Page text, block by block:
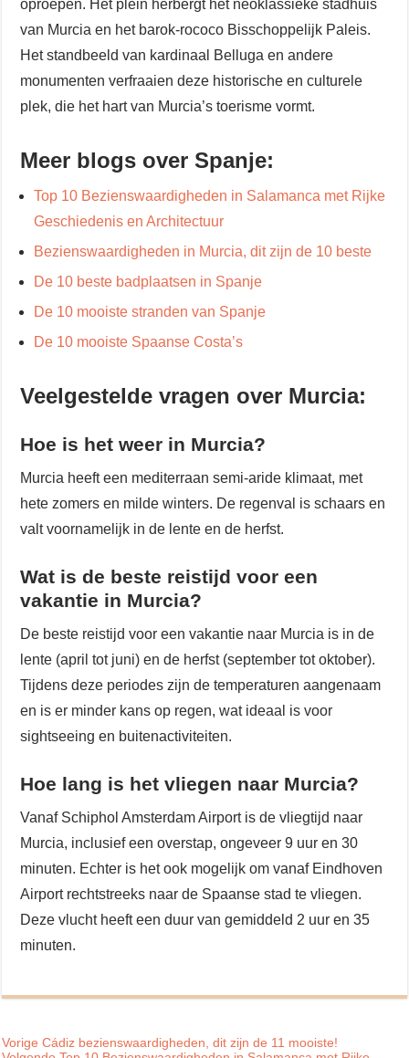
oproepen. Het plein herbergt het neoklassieke stadhuis
van Murcia en het barok-rococo Bisschoppelijk Paleis.
Het standbeeld van kardinaal Belluga en andere
monumenten verfraaien deze historische en culturele
plek, die het hart van Murcia’s toerisme vormt.
Meer blogs over Spanje:
Top 10 Bezienswaardigheden in Salamanca met Rijke
Geschiedenis en Architectuur
Bezienswaardigheden in Murcia, dit zijn de 10 beste
De 10 beste badplaatsen in Spanje
De 10 mooiste stranden van Spanje
De 10 mooiste Spaanse Costa’s
Veelgestelde vragen over Murcia:
Hoe is het weer in Murcia?
Murcia heeft een mediterraan semi-aride klimaat, met
hete zomers en milde winters. De regenval is schaars en
valt voornamelijk in de lente en de herfst.
Wat is de beste reistijd voor een
vakantie in Murcia?
De beste reistijd voor een vakantie naar Murcia is in de
lente (april tot juni) en de herfst (september tot oktober).
Tijdens deze periodes zijn de temperaturen aangenaam
en is er minder kans op regen, wat ideaal is voor
sightseeing en buitenactiviteiten.
Hoe lang is het vliegen naar Murcia?
Vanaf Schiphol Amsterdam Airport is de vliegtijd naar
Murcia, inclusief een overstap, ongeveer 9 uur en 30
minuten. Echter is het ook mogelijk om vanaf Eindhoven
Airport rechtstreeks naar de Spaanse stad te vliegen.
Deze vlucht heeft een duur van gemiddeld 2 uur en 35
minuten.
Vorige Cádiz bezienswaardigheden, dit zijn de 11 mooiste!